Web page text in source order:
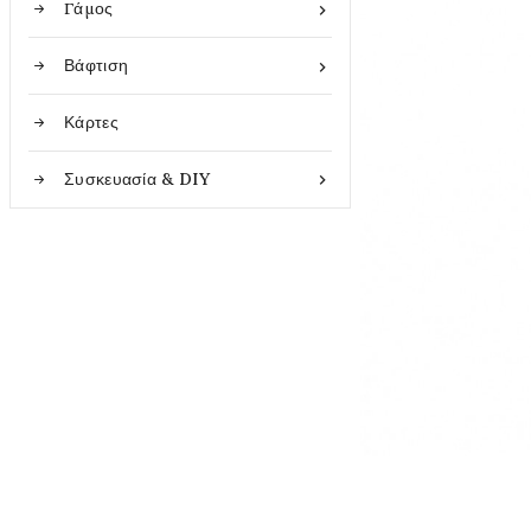

Γάμος

Βάφτιση
Κάρτες

Συσκευασία & DIY